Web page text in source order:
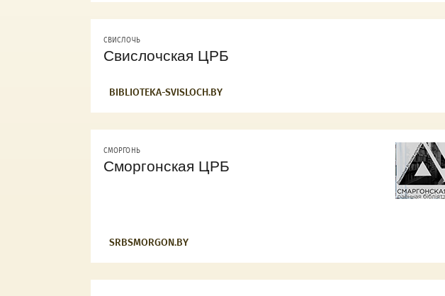
СВИСЛОЧЬ
Свислочская ЦРБ
BIBLIOTEKA-SVISLOCH.BY
СМОРГОНЬ
Сморгонская ЦРБ
SRBSMORGON.BY